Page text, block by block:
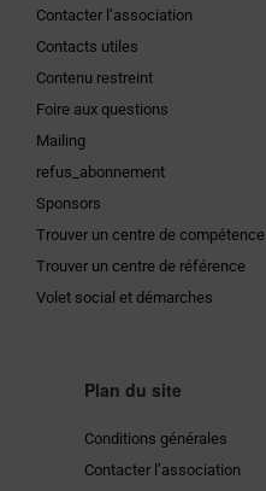
Contacter l’association
Contacts utiles
Contenu restreint
Foire aux questions
Mailing
refus_abonnement
Sponsors
Trouver un centre de compétence
Trouver un centre de référence
Volet social et démarches
Plan du site
Conditions générales
Contacter l’association